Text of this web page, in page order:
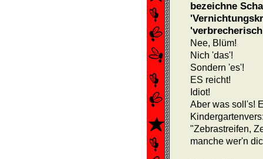
bezeichne
Nee, Blüm!
Nich 'das'!
Sondern 'es'!
ES reicht!
Idiot!
Aber was soll's!
"Zebrastreifen,
manche wer'n